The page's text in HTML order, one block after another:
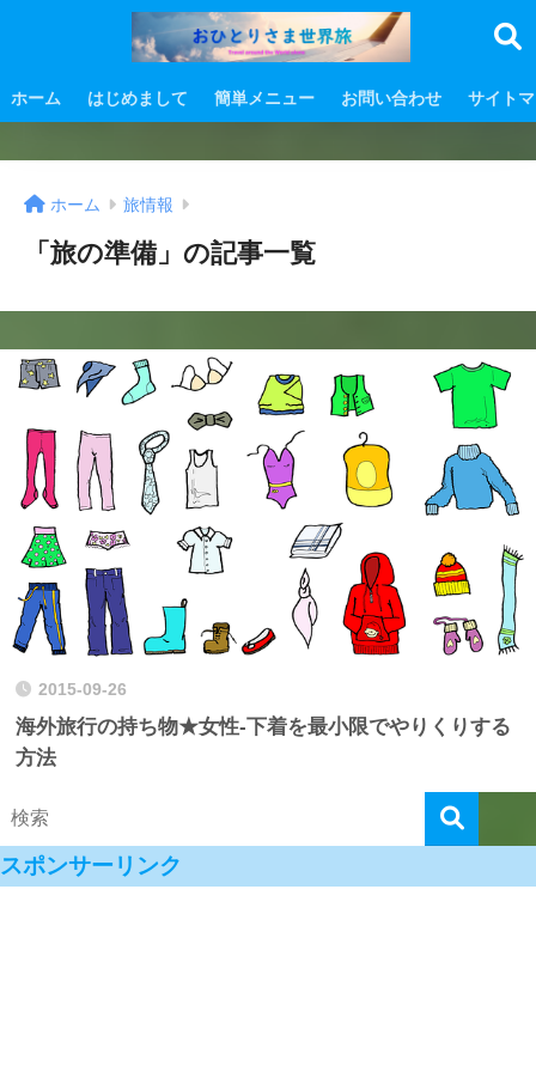
ホーム はじめまして 簡単メニュー お問い合わせ サイト
ホーム 旅情報
「旅の準備」の記事一覧
2015-09-26
海外旅行の持ち物★女性-下着を最小限でやりくりする
方法
スポンサーリンク